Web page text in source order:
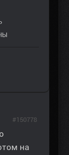
на
#150778